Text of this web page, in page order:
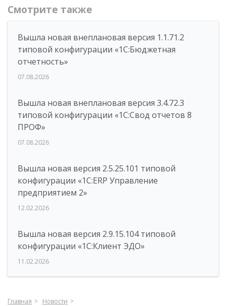
Смотрите также
Вышла новая внеплановая версия 1.1.71.2
типовой конфигурации «1C:Бюджетная
отчетность»
07.08.2026
Вышла новая внеплановая версия 3.4.72.3
типовой конфигурации «1C:Свод отчетов 8
ПРОФ»
07.08.2026
Вышла новая версия 2.5.25.101 типовой
конфигурации «1С:ERP Управление
предприятием 2»
12.02.2026
Вышла новая версия 2.9.15.104 типовой
конфигурации «1С:Клиент ЭДО»
11.02.2026
Главная
Новости